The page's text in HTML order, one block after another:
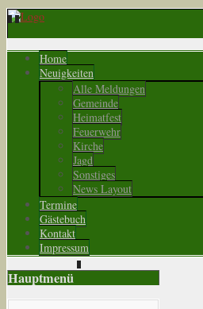
Home
Neuigkeiten
Alle Meldungen
Gemeinde
Heimatfest
Feuerwehr
Kirche
Jagd
Sonstiges
News Layout
Termine
Gästebuch
Kontakt
Impressum
Hauptmenü